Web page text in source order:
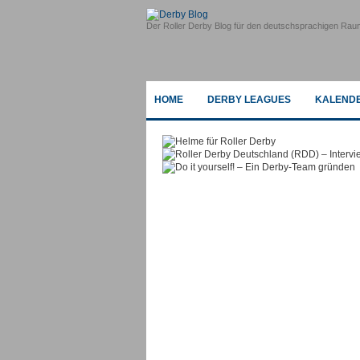
Der Roller Derby Blog für den deutschsprachigen
HOME DERBY LEAGUES